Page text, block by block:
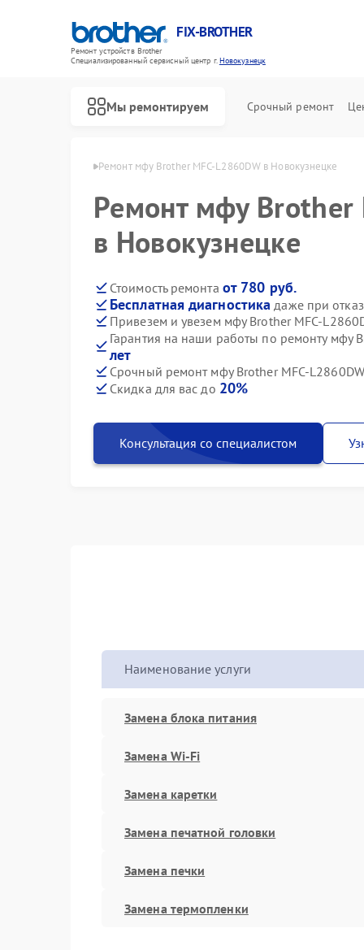
FIX-BROTHER
Ремонт устройств Brother
Специализированный cервисный центр г.Новокузнецк
Мы ремонтируем Срочный ремонт
в Новокузнецке Ремонт мфу Brother MFC-L2860DW в Новокузнецке
Ремонт мфу Brother
в Новокузнецке
Стоимость ремонта от 780 руб.
Бесплатная диагностика даже при
Привезем и увезем мфу Brother MFC-
Гарантия на наши работы по ремонту мфу
лет
Срочный ремонт мфу Brother MFC-
Скидка для вас до 20%
Консультация со специалистом
Наименование услуги
Замена блока питания
Замена Wi-Fi
Замена каретки
Замена печатной головки
Замена печки
Замена термопленки